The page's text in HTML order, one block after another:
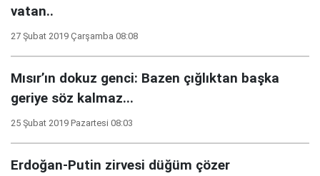
vatan..
27 Şubat 2019 Çarşamba 08:08
Mısır’ın dokuz genci: Bazen çığlıktan başka
geriye söz kalmaz...
25 Şubat 2019 Pazartesi 08:03
Erdoğan-Putin zirvesi düğüm çözer